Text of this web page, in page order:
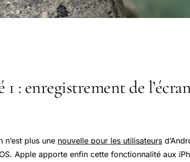
: enregistrement de
n’est plus une nouvelle pour les utilisateurs
Apple apporte enfin cette fonctionnalité aux